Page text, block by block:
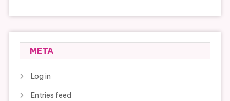
META
Log in
Entries feed